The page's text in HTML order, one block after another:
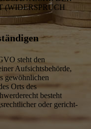
(WIDERSPRUCH
steht den
Aufsichtsbehörde,
gewöhn­lichen
Orts des
besteht
oder gericht­